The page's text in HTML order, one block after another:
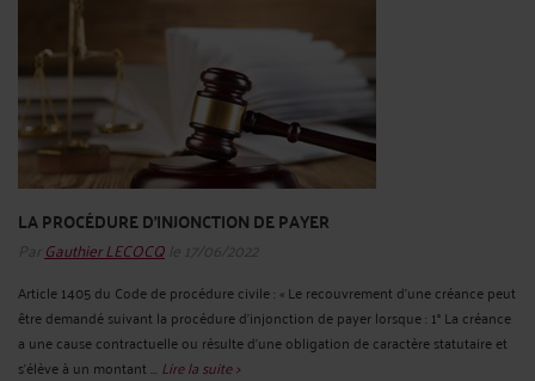
LA PROCÉDURE D'INJONCTION DE PAYER
Par Gauthier LECOCQ le 17/06/2022
Article 1405 du Code de procédure civile : « Le recouvrement d'une créance peut
être demandé suivant la procédure d'injonction de payer lorsque : 1° La créance
a une cause contractuelle ou résulte d'une obligation de caractère statutaire et
s'élève à un montant ... Lire la suite >